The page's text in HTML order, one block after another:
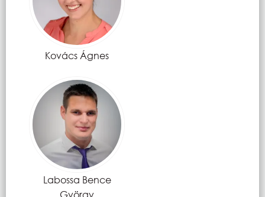
Kovács Ágnes
Labossa Bence
György